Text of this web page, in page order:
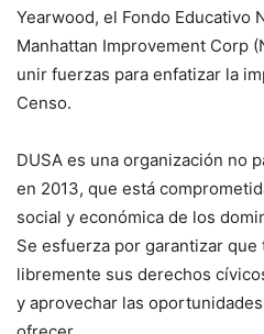
Yearwood, el Fondo Educativo
Manhattan Improvement Corp
unir fuerzas para enfatizar la
Censo.
DUSA es una organización no
en 2013, que está
social y económica de los
Se esfuerza por garantizar
libremente sus derechos
y aprovechar las